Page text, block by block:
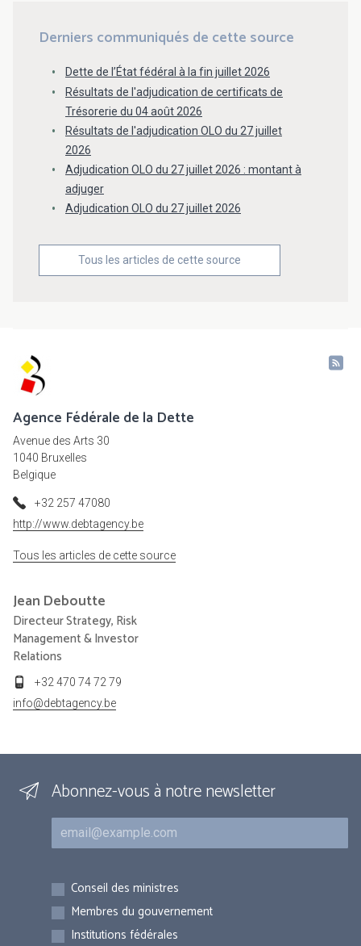
Derniers communiqués de cette source
Dette de l’État fédéral à la fin juillet 2026
Résultats de l'adjudication de certificats de
Trésorerie du 04 août 2026
Résultats de l'adjudication OLO du 27 juillet
2026
Adjudication OLO du 27 juillet 2026 : montant à
adjuger
Adjudication OLO du 27 juillet 2026
Tous les articles de cette source
Agence Fédérale de la Dette
Avenue des Arts 30
1040 Bruxelles
Belgique
+32 257 47080
http://www.debtagency.be
Tous les articles de cette source
Jean Deboutte
Directeur Strategy, Risk
Management & Investor
Relations
+32 470 74 72 79
info@debtagency.be
Abonnez-vous à notre newsletter
Courriel
Inscriptions
Conseil des ministres
Membres du gouvernement
Institutions fédérales